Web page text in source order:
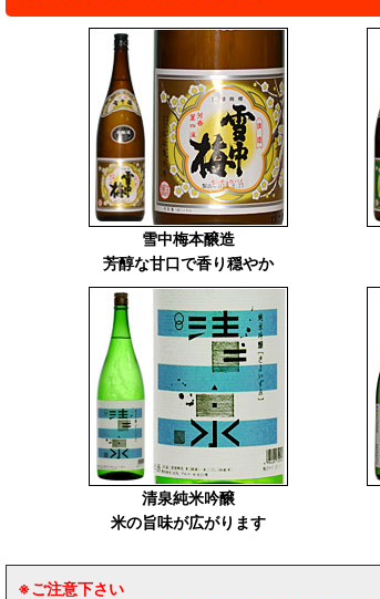
雪中梅本醸造
芳醇な甘口で香り穏やか
清泉純米吟醸
米の旨味が広がります
※ご注意下さい